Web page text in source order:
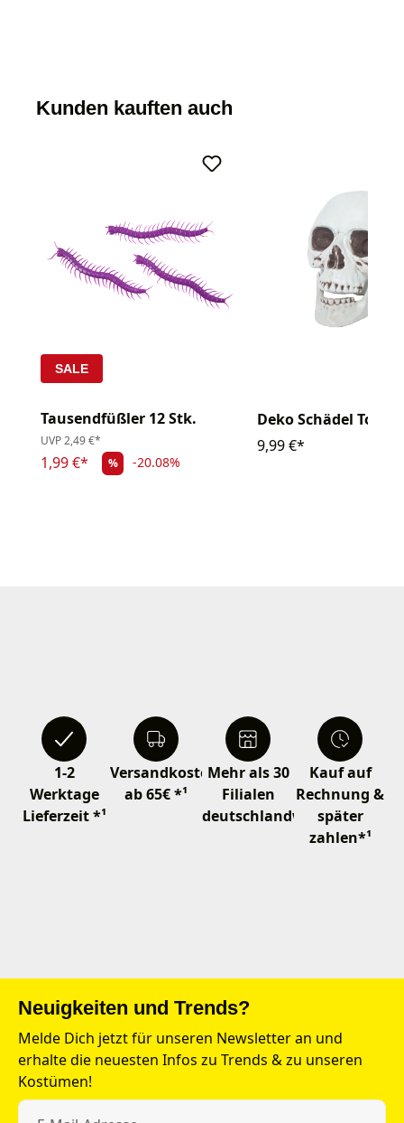
Kunden kauften auch
SALE
Tausendfüßler 12 Stk.
UVP2,49 €*
1,99 €* % -20.08%
Deko Schädel
9,99 €*
1-2
Werktage
Lieferzeit *¹
Versandkostenfrei
ab 65€ *¹
Mehr als 30
Filialen
deutschlandweit
Kauf auf
Rechnung &
später
zahlen*¹
Neuigkeiten und Trends?
Melde Dich jetzt für unseren Newsletter an und
erhalte die neuesten Infos zu Trends & zu unseren
Kostümen!